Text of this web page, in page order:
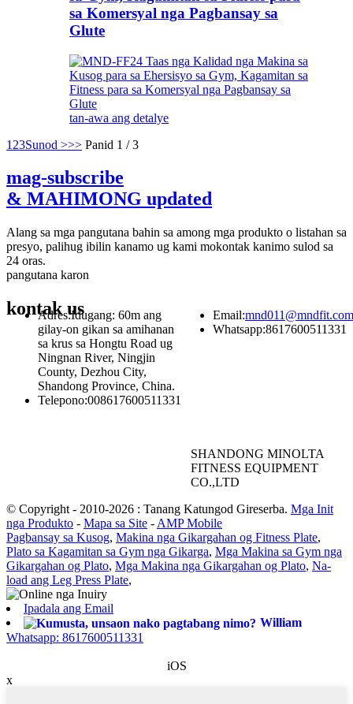
sa Komersyal nga Pagbansay sa
Glute
tan-awa ang detalye
1 23Sunod >>> Panid 1 / 3
mag-subscribe
& MAHIMONG updated
Alang sa mga pangutana bahin sa among mga produkto o listahan sa
presyo, palihug ibilin kanamo ug kami mokontak kanimo sulod sa
24 oras.
pangutana karon
kontakus
Adres:Idugang: 60m ang
gilay-on gikan sa amihanan
sa krus sa Hongtu Road ug
Ningnan River, Ningjin
County, Dezhou City,
Shandong Province, China.
Telepono:008617600511331
Email:mnd011@mndfit.com
Whatsapp:8617600511331
SHANDONG MINOLTA
FITNESS EQUIPMENT
CO.,LTD
© Copyright - 2010-2026 : Tanang Katungod Gireserba. Mga Init
nga Produkto - Mapa sa Site - AMP Mobile
Pagbansay sa Kusog, Makina nga Gikargahan og Fitness Plate,
Plato sa Kagamitan sa Gym nga Gikarga, Mga Makina sa Gym nga
Gikargahan og Plato, Mga Makina nga Gikargahan og Plato, Na-
load ang Leg Press Plate,
Ipadala ang Email
William
Whatsapp: 8617600511331
iOS
x